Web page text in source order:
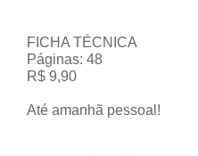
FICHA TÉCNICA
Páginas: 48
R$ 9,90
Até amanhã pessoal!